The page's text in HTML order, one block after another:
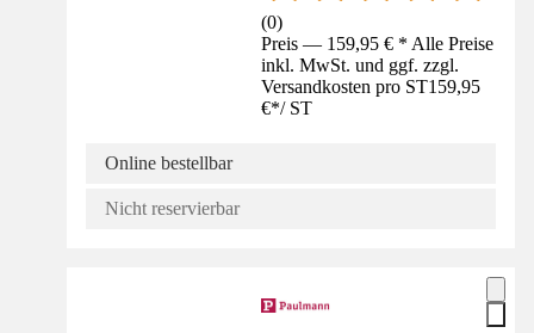
(0)
Preis — 159,95 € * Alle Preise
inkl. MwSt. und ggf. zzgl.
Versandkosten pro ST159,95
€*/ ST
Online bestellbar
Nicht reservierbar